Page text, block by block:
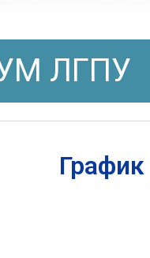
ЛГПУ